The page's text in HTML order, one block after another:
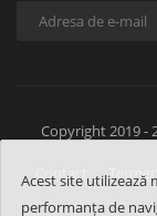
Copyright 2019 -
Contact
Acest site
performanța de